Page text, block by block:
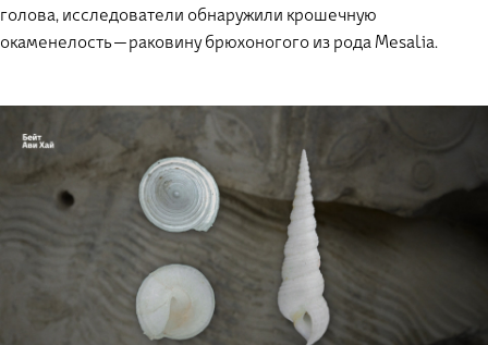
голова, исследователи обнаружили крошечную
окаменелость — раковину брюхоногого из рода Mesalia.